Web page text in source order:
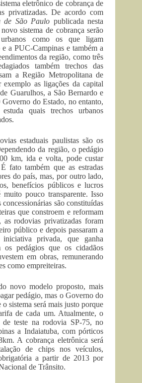
eletrônico de cobrança de
privatizadas. De acordo com
de São Paulo publicada nesta
sistema de cobrança serão
urbanos como os que ligam
a PUC-Campinas e também a
da região, como três
também trechos das
a Região Metropolitana de
as ligações da capital
Guarulhos, a São Bernardo e
do Estado, no entanto,
quais trechos urbanos
estaduais paulistas são os
da região, o pedágio
km, ida e volta, pode custar
fato também que as estradas
do país, mas, por outro lado,
benefícios públicos e lucros
muito pouco transparente. Isso
concessionárias são constituídas
que constroem e reformam
as rodovias privatizadas foram
público e depois passaram a
privada, que ganha
os pedágios que os cidadãos
em obras, remunerando
como empreiteiras.
novo modelo proposto, mais
pedágio, mas o Governo do
sistema será mais justo porque
de cada um. Atualmente, o
de teste na rodovia SP-75, no
a Indaiatuba, com pórticos
A cobrança eletrônica será
de chips nos veículos,
a partir de 2013 por
de Trânsito.